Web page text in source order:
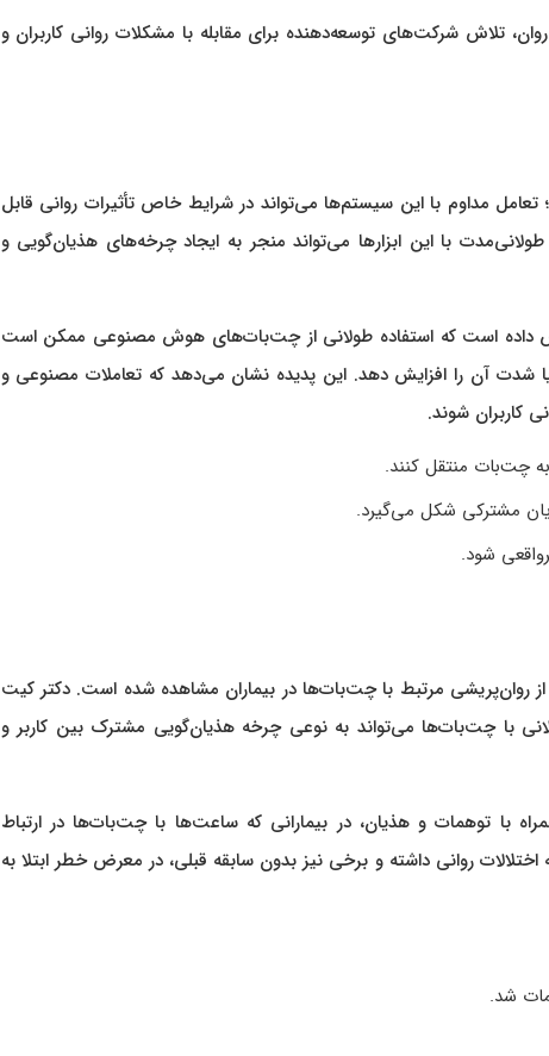
تلاش شرکت‌های توسعه‌دهنده برای مقابله با مشکلات روانی کاربران و
مداوم با این سیستم‌ها می‌تواند در شرایط خاص تأثیرات روانی قابل
با این ابزارها می‌تواند منجر به ایجاد چرخه‌های هذیان‌گویی و
داده است که استفاده طولانی از چت‌بات‌های هوش مصنوعی ممکن است
یا شدت آن را افزایش دهد. این پدیده نشان می‌دهد که تعاملات مصنوعی و
کاربران شوند.
چت‌بات منتقل کنند.
مشترکی شکل می‌گیرد.
شود.
روان‌پریشی مرتبط با چت‌بات‌ها در بیماران مشاهده شده است. دکتر کیت
با چت‌بات‌ها می‌تواند به نوعی چرخه هذیان‌گویی مشترک بین کاربر و
با توهمات و هذیان، در بیمارانی که ساعت‌ها با چت‌بات‌ها در ارتباط
روانی داشته و برخی نیز بدون سابقه قبلی، در معرض خطر ابتلا به
شد.